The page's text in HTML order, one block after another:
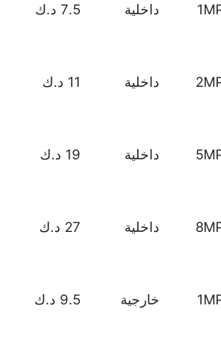
داخلية 7.5 د.ك
داخلية 11 د.ك
داخلية 19 د.ك
داخلية 27 د.ك
خارجية 9.5 د.ك